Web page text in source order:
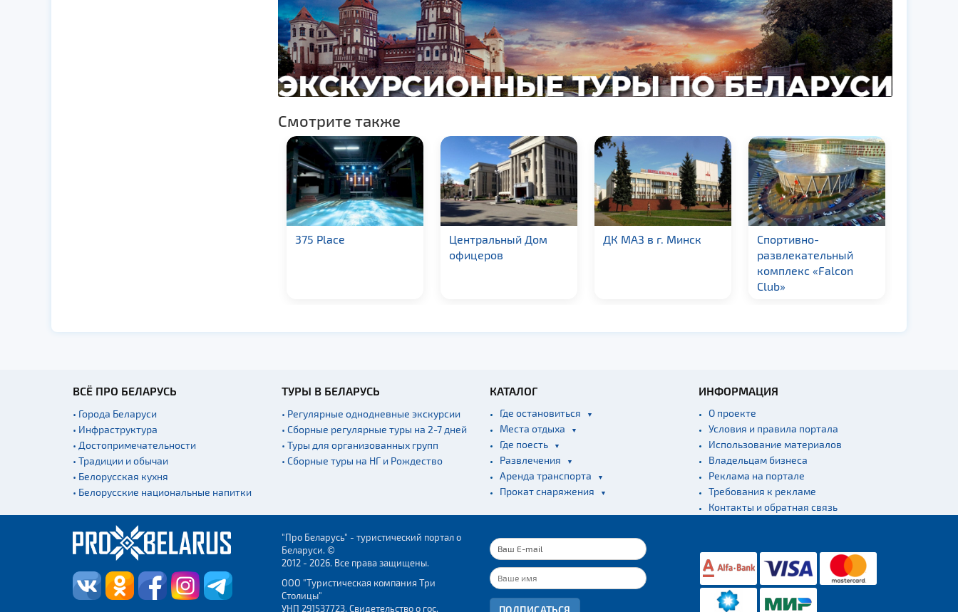
Смотрите также
375 Place
Центральный Дом
офицеров
ДК МАЗ в г. Минск
Спортивно-
развлекательный
комплекс «Falcon
Club»
ВСЁ ПРО БЕЛАРУСЬ
• Города Беларуси
• Инфраструктура
• Достопримечательности
• Традиции и обычаи
• Белорусская кухня
• Белорусские национальные напитки
ТУРЫ В БЕЛАРУСЬ
• Регулярные однодневные экскурсии
• Сборные регулярные туры на 2-7 дней
• Туры для организованных групп
• Сборные туры на НГ и Рождество
КАТАЛОГ
Где остановиться
Места отдыха
Где поесть
Развлечения
Аренда транспорта
Прокат снаряжения
ИНФОРМАЦИЯ
О проекте
Условия и правила портала
Использование материалов
Владельцам бизнеса
Реклама на портале
Требования к рекламе
Контакты и обратная связь
"Про Беларусь" - туристический портал о
Беларуси. ©
2012 - 2026. Все права защищены.
ООО "Туристическая компания Три
Столицы"
УНП 291537723. Свидетельство о гос.